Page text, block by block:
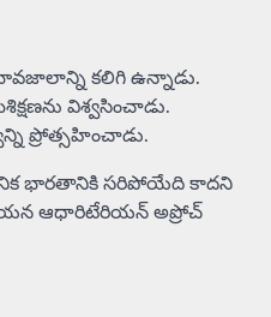
కలిగి ఉన్నాడు.
విశ్వసించాడు.
ప్రోత్సహించాడు.
భారతానికి సరిపోయేది కాదని
ఆధారిటేరియన్ అప్రోచ్